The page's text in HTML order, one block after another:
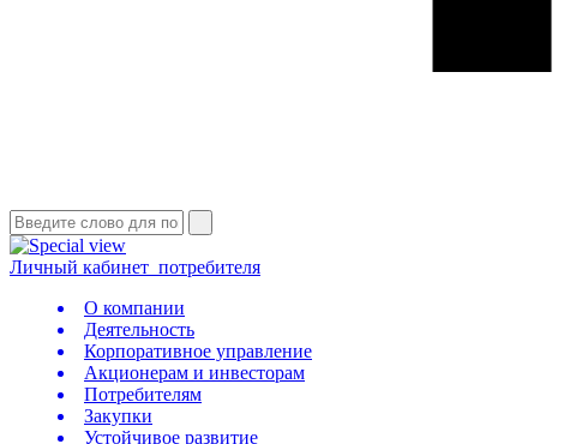
Личный кабинет потребителя
О компании
Деятельность
Корпоративное управление
Акционерам и инвесторам
Потребителям
Закупки
Устойчивое развитие